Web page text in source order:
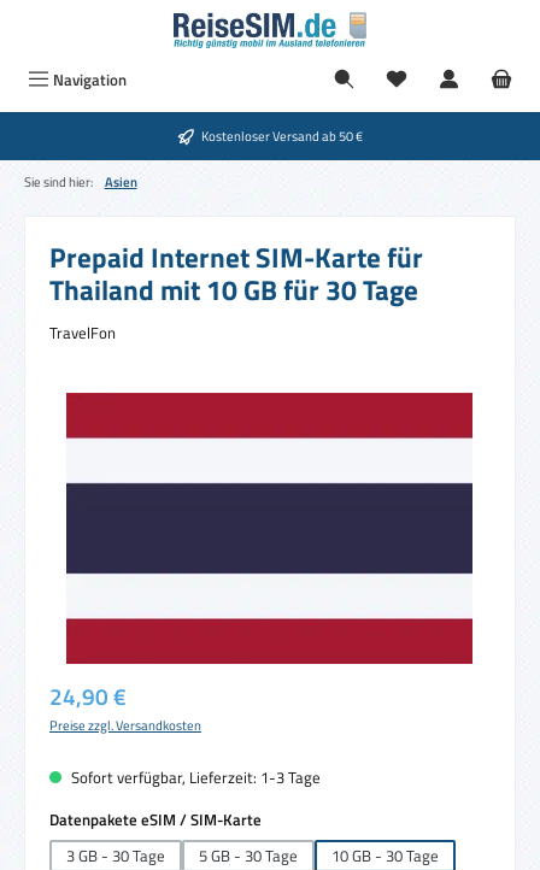
Zum Hauptinhalt springen
Navigation Du hast 0
Kostenloser Versand ab 50 €
Sie sind hier: Asien
Prepaid Internet SIM-Karte für
Thailand mit 10 GB für 30 Tage
TravelFon
Regulärer Preis:
24,90 €
Preise zzgl. Versandkosten
Sofort verfügbar, Lieferzeit: 1-3 Tage
Datenpakete eSIM / SIM-Karte
3 GB - 30 Tage
5 GB - 30 Tage
10 GB - 30 Tage